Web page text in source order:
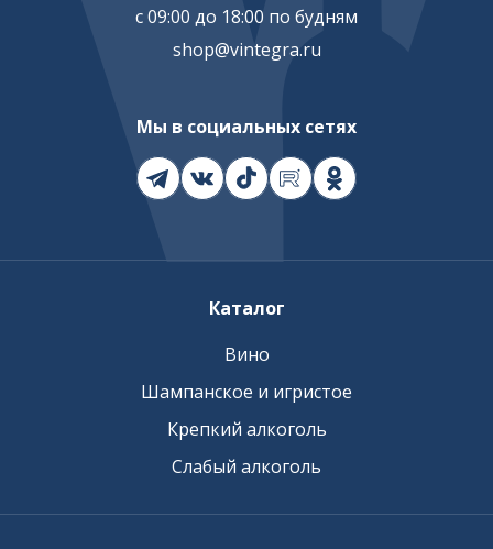
с 09:00 до 18:00 по будням
shop@vintegra.ru
Мы в социальных сетях
Каталог
Вино
Шампанское и игристое
Крепкий алкоголь
Слабый алкоголь